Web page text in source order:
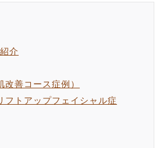
介
改善コース症例）
フトアップフェイシャル症